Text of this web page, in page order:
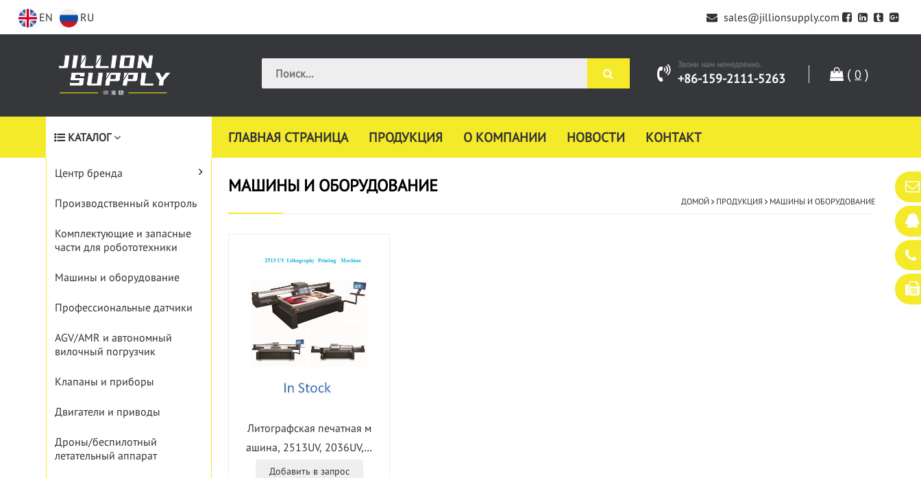
EN RU sales@jillionsupply.com
Звони нам немедленно.
+86-159-2111-5263 ( 0 )
КАТАЛОГ ГЛАВНАЯ СТРАНИЦА ПРОДУКЦИЯ О КОМПАНИИ НОВОСТИ КОНТАКТ
Центр бренда
Производственный контроль
Комплектующие и запасные
части для робототехники
Машины и оборудование
Профессиональные датчики
AGV/AMR и автономный
вилочный погрузчик
Клапаны и приборы
Двигатели и приводы
Дроны/беспилотный
летательный аппарат
МАШИНЫ И ОБОРУДОВАНИЕ
ДОМОЙ ПРОДУКЦИЯ МАШИНЫ И ОБОРУДОВАНИЕ
Литографская печатная м
ашина, 2513UV, 2036UV, 3
625UV, намотка 2000/320
Добавить в запрос